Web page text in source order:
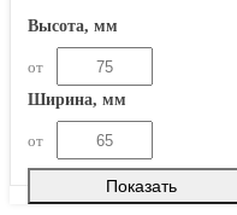
Высота, мм
от
Ширина, мм
от